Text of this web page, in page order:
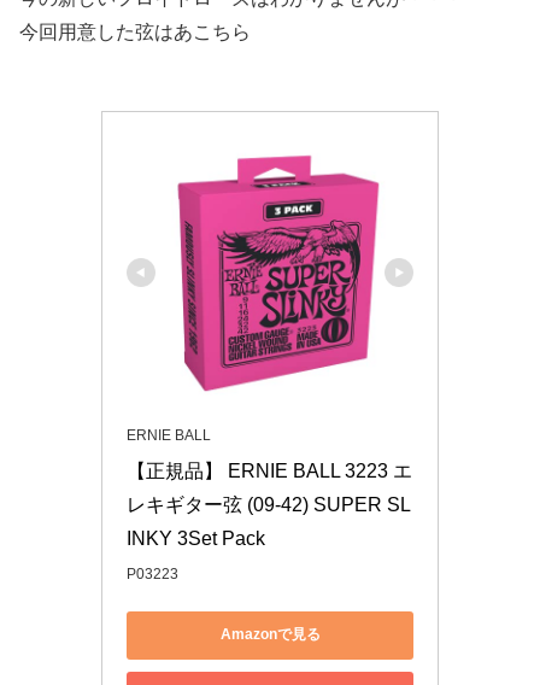
今回用意した弦はあこちら
ERNIE BALL
【正規品】 ERNIE BALL 3223 エ
レキギター弦 (09-42) SUPER SL
INKY 3Set Pack
P03223
Amazonで見る